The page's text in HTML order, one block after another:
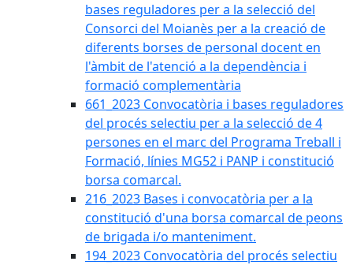
bases reguladores per a la selecció del
Consorci del Moianès per a la creació de
diferents borses de personal docent en
l'àmbit de l'atenció a la dependència i
formació complementària
661_2023 Convocatòria i bases reguladores
del procés selectiu per a la selecció de 4
persones en el marc del Programa Treball i
Formació, línies MG52 i PANP i constitució
borsa comarcal.
216_2023 Bases i convocatòria per a la
constitució d'una borsa comarcal de peons
de brigada i/o manteniment.
194_2023 Convocatòria del procés selectiu